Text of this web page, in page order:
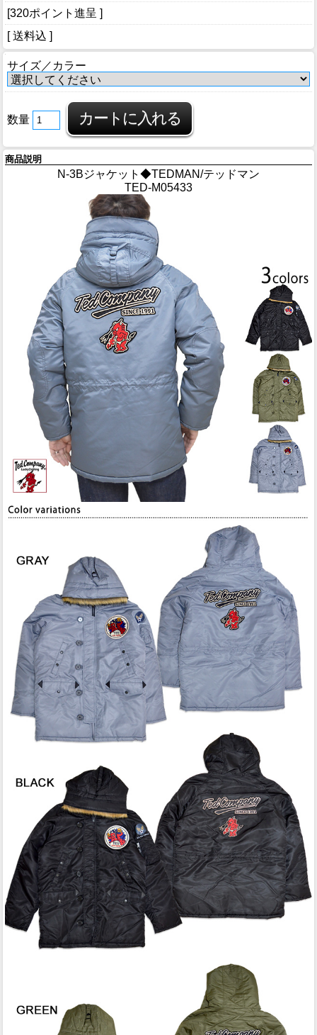
[320ポイント進呈 ]
[ 送料込 ]
サイズ／カラー
数量
商品説明
N-3Bジャケット◆TEDMAN/テッドマン
TED-M05433